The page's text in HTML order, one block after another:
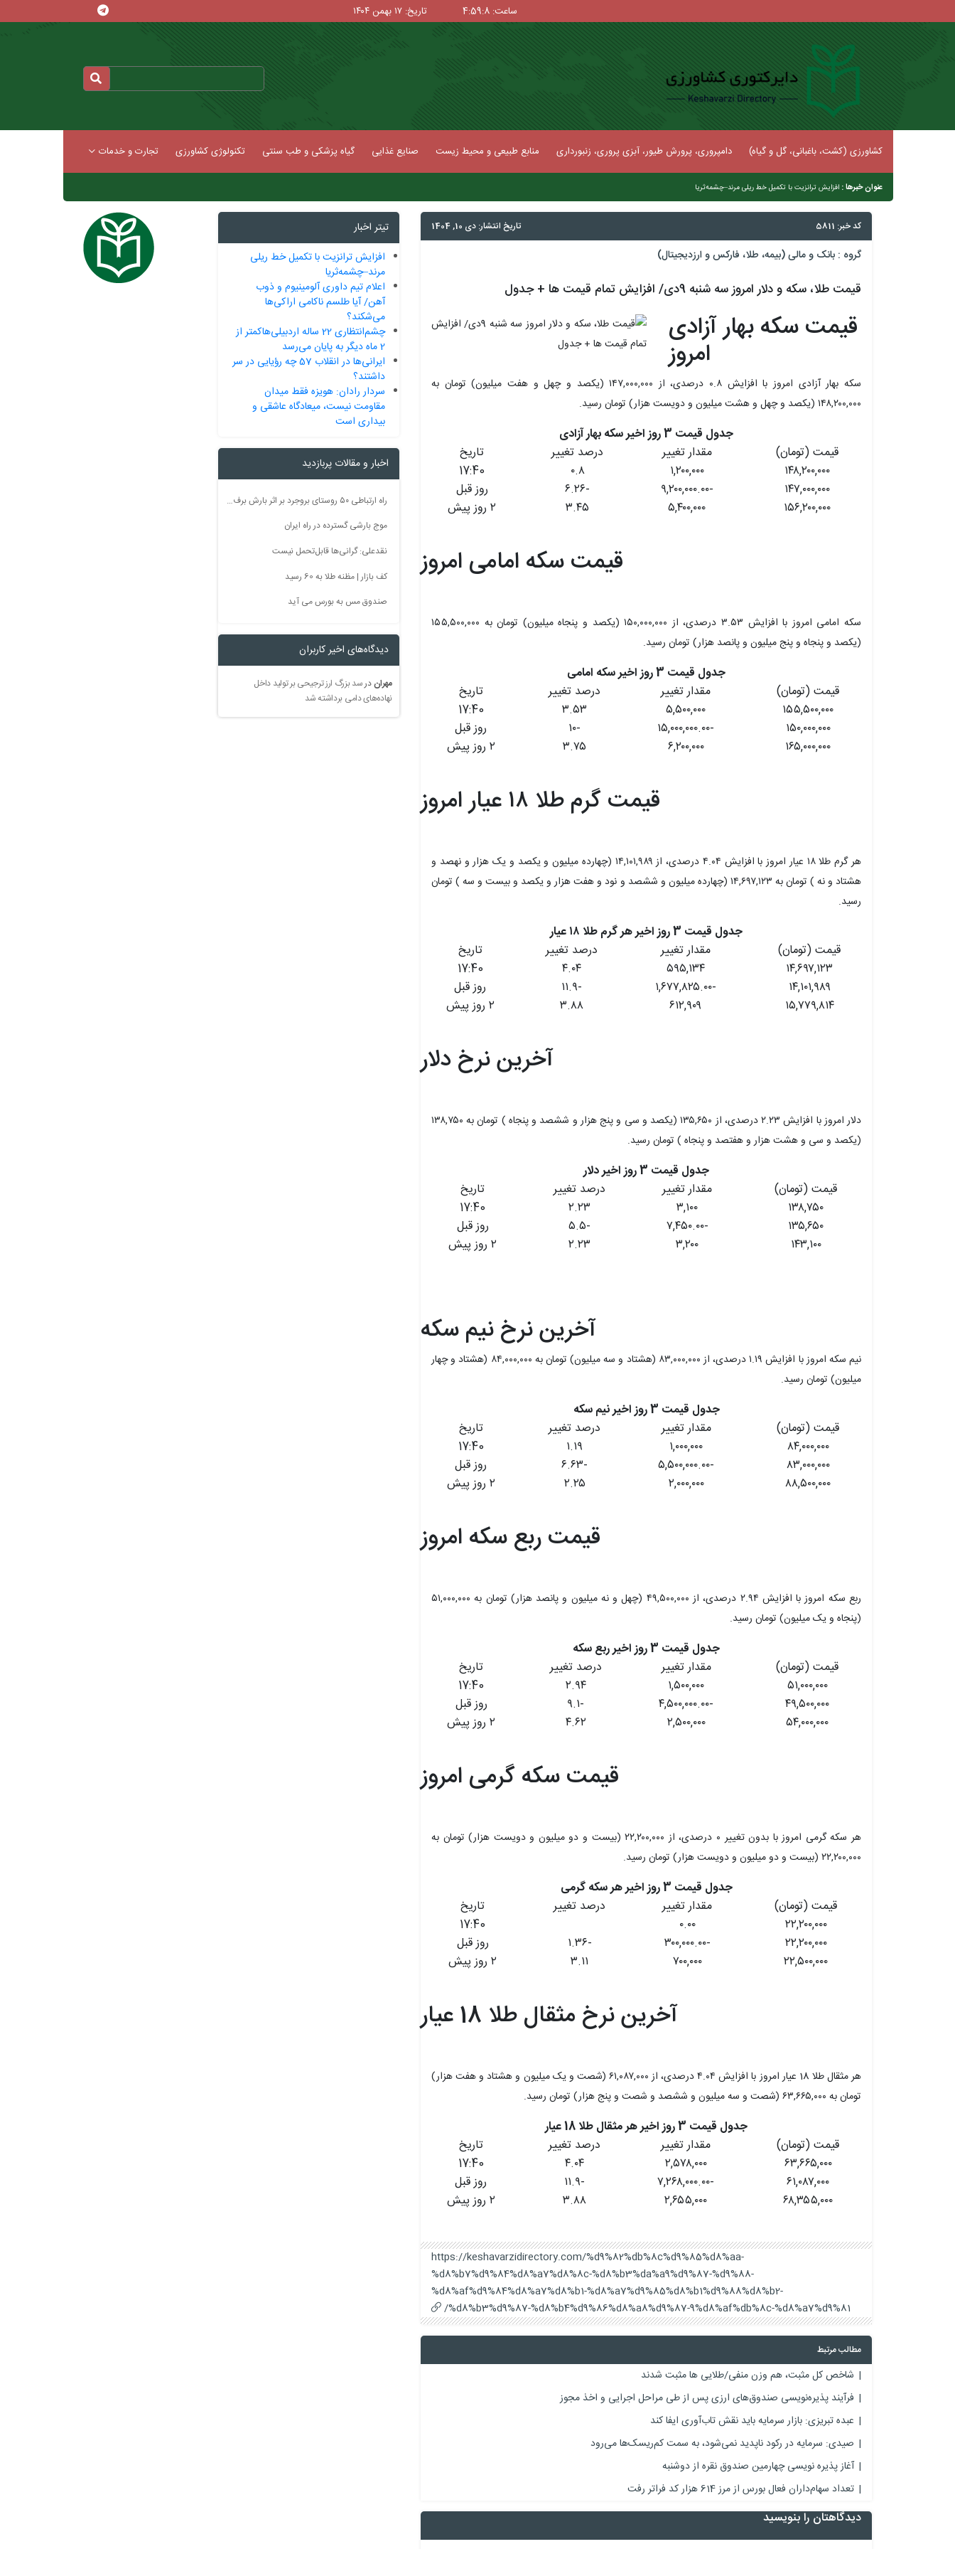
ساعت: 4:59:8 تاریخ: ۱۷ بهمن ۱۴۰۴
کشاورزی (کشت، باغبانی، گل و گیاه) دامپروری، پرورش طیور، آبزی پروری، زنبورداری منابع طبیعی و محیط زیست صنایع غذایی گیاه پزشکی و طب سنتی تکنولوژی کشاورزی تجارت و خدمات
عنوان خبرها : اعلام تیم|
کد خبر: 5811 تاریخ انتشار: دی 10, 1404
گروه : بانک و مالی (بیمه، طلا، فارکس و ارزدیجیتال)
قیمت طلا، سکه و دلار امروز سه شنبه 9دی/ افزایش تمام قیمت ها + جدول
قیمت سکه بهار آزادی
امروز
سکه بهار آزادی امروز با افزایش ۰.۸ درصدی، از ۱۴۷,۰۰۰,۰۰۰ (یکصد و چهل و هفت میلیون) تومان به
۱۴۸,۲۰۰,۰۰۰ (یکصد و چهل و هشت میلیون و دویست هزار) تومان رسید.
جدول قیمت 3 روز اخیر سکه بهار آزادی
قیمت (تومان)
مقدار تغییر درصد تغییر
تاریخ
۱۴۸,۲۰۰,۰۰۰
۱,۲۰۰,۰۰۰ ۰.۸
17:40
۱۴۷,۰۰۰,۰۰۰
-۹,۲۰۰,۰۰۰.۰۰ -۶.۲۶
روز قبل
۱۵۶,۲۰۰,۰۰۰
۵,۴۰۰,۰۰۰ ۳.۴۵ ۲ روز پیش
قیمت سکه امامی امروز
سکه امامی امروز با افزایش ۳.۵۳ درصدی، از ۱۵۰,۰۰۰,۰۰۰ (یکصد و پنجاه میلیون) تومان به ۱۵۵,۵۰۰,۰۰۰
(یکصد و پنجاه و پنج میلیون و پانصد هزار) تومان رسید.
جدول قیمت 3 روز اخیر سکه امامی
قیمت (تومان)
مقدار تغییر درصد تغییر
تاریخ
۱۵۵,۵۰۰,۰۰۰
۵,۵۰۰,۰۰۰ ۳.۵۳
17:40
۱۵۰,۰۰۰,۰۰۰
-۱۵,۰۰۰,۰۰۰.۰۰ -۱۰
روز قبل
۱۶۵,۰۰۰,۰۰۰
۶,۲۰۰,۰۰۰ ۳.۷۵ ۲ روز پیش
قیمت گرم طلا ۱۸ عیار امروز
هر گرم طلا ۱۸ عیار امروز با افزایش ۴.۰۴ درصدی، از ۱۴,۱۰۱,۹۸۹ (چهارده میلیون و یکصد و یک هزار و نهصد و
هشتاد و نه ) تومان به ۱۴,۶۹۷,۱۲۳ (چهارده میلیون و ششصد و نود و هفت هزار و یکصد و بیست و سه ) تومان
رسید.
جدول قیمت 3 روز اخیر هر گرم طلا ۱۸ عیار
قیمت (تومان)
مقدار تغییر درصد تغییر
تاریخ
۱۴,۶۹۷,۱۲۳
۵۹۵,۱۳۴ ۴.۰۴
17:40
۱۴,۱۰۱,۹۸۹
-۱,۶۷۷,۸۲۵.۰۰ -۱۱.۹
روز قبل
۱۵,۷۷۹,۸۱۴
۶۱۲,۹۰۹ ۳.۸۸ ۲ روز پیش
آخرین نرخ دلار
دلار امروز با افزایش ۲.۲۳ درصدی، از ۱۳۵,۶۵۰ (یکصد و سی و پنج هزار و ششصد و پنجاه ) تومان به ۱۳۸,۷۵۰
(یکصد و سی و هشت هزار و هفتصد و پنجاه ) تومان رسید.
جدول قیمت 3 روز اخیر دلار
قیمت (تومان)
مقدار تغییر درصد تغییر
تاریخ
۱۳۸,۷۵۰
۳,۱۰۰ ۲.۲۳
17:40
۱۳۵,۶۵۰
-۷,۴۵۰.۰۰ -۵.۵
روز قبل
۱۴۳,۱۰۰
۳,۲۰۰ ۲.۲۳ ۲ روز پیش
آخرین نرخ نیم سکه
نیم سکه امروز با افزایش ۱.۱۹ درصدی، از ۸۳,۰۰۰,۰۰۰ (هشتاد و سه میلیون) تومان به ۸۴,۰۰۰,۰۰۰ (هشتاد و چهار
میلیون) تومان رسید.
جدول قیمت 3 روز اخیر نیم سکه
قیمت (تومان)
مقدار تغییر درصد تغییر
تاریخ
۸۴,۰۰۰,۰۰۰
۱,۰۰۰,۰۰۰ ۱.۱۹
17:40
۸۳,۰۰۰,۰۰۰
-۵,۵۰۰,۰۰۰.۰۰ -۶.۶۳
روز قبل
۸۸,۵۰۰,۰۰۰
۲,۰۰۰,۰۰۰ ۲.۲۵ ۲ روز پیش
قیمت ربع سکه امروز
ربع سکه امروز با افزایش ۲.۹۴ درصدی، از ۴۹,۵۰۰,۰۰۰ (چهل و نه میلیون و پانصد هزار) تومان به ۵۱,۰۰۰,۰۰۰
(پنجاه و یک میلیون) تومان رسید.
جدول قیمت 3 روز اخیر ربع سکه
قیمت (تومان)
مقدار تغییر درصد تغییر
تاریخ
۵۱,۰۰۰,۰۰۰
۱,۵۰۰,۰۰۰ ۲.۹۴
17:40
۴۹,۵۰۰,۰۰۰
-۴,۵۰۰,۰۰۰.۰۰ -۹.۱
روز قبل
۵۴,۰۰۰,۰۰۰
۲,۵۰۰,۰۰۰ ۴.۶۲ ۲ روز پیش
قیمت سکه گرمی امروز
هر سکه گرمی امروز با بدون تغییر ۰ درصدی، از ۲۲,۲۰۰,۰۰۰ (بیست و دو میلیون و دویست هزار) تومان به
۲۲,۲۰۰,۰۰۰ (بیست و دو میلیون و دویست هزار) تومان رسید.
جدول قیمت 3 روز اخیر هر سکه گرمی
قیمت (تومان)
مقدار تغییر درصد تغییر
تاریخ
۲۲,۲۰۰,۰۰۰
۰.۰۰
17:40
۲۲,۲۰۰,۰۰۰
-۳۰۰,۰۰۰.۰۰ -۱.۳۶
روز قبل
۲۲,۵۰۰,۰۰۰
۷۰۰,۰۰۰ ۳.۱۱ ۲ روز پیش
آخرین نرخ مثقال طلا 18 عیار
هر مثقال طلا 18 عیار امروز با افزایش ۴.۰۴ درصدی، از ۶۱,۰۸۷,۰۰۰ (شصت و یک میلیون و هشتاد و هفت هزار)
تومان به ۶۳,۶۶۵,۰۰۰ (شصت و سه میلیون و ششصد و شصت و پنج هزار) تومان رسید.
جدول قیمت 3 روز اخیر هر مثقال طلا 18 عیار
قیمت (تومان)
مقدار تغییر درصد تغییر
تاریخ
۶۳,۶۶۵,۰۰۰
۲,۵۷۸,۰۰۰ ۴.۰۴
17:40
۶۱,۰۸۷,۰۰۰
-۷,۲۶۸,۰۰۰.۰۰ -۱۱.۹
روز قبل
۶۸,۳۵۵,۰۰۰
۲,۶۵۵,۰۰۰ ۳.۸۸ ۲ روز پیش
https://keshavarzidirectory.com/%d9%82%db%8c%d9%85%d8%aa-
%d8%b7%d9%84%d8%a7%d8%8c-%d8%b3%da%a9%d9%87-%d9%88-
%d8%af%d9%84%d8%a7%d8%b1-%d8%a7%d9%85%d8%b1%d9%88%d8%b2-
%d8%b3%d9%87-%d8%b4%d9%86%d8%a8%d9%87-9%d8%af%db%8c-%d8%a7%d9%81/
مطالب مرتبط
شاخص کل مثبت، هم وزن منفی/طلایی ها مثبت شدند
فرآیند پذیره‌نویسی صندوق‌های ارزی پس از طی مراحل اجرایی و اخذ مجوز
عبده تبریزی: بازار سرمایه باید نقش تاب‌آوری ایفا کند
صیدی: سرمایه در رکود ناپدید نمی‌شود، به سمت کم‌ریسک‌ها می‌رود
آغاز پذیره نویسی چهارمین صندوق نقره از دوشنبه
تعداد سهام‌داران فعال بورس از مرز 614 هزار کد فراتر رفت
دیدگاهتان را بنویسید
تیتر اخبار
افزایش ترانزیت با تکمیل خط ریلی
مرند–چشمه‌ثریا
اعلام تیم داوری آلومینیوم و ذوب
آهن/ آیا طلسم ناکامی اراکی‌ها
می‌شکند؟
چشم‌انتظاری 22 ساله اردبیلی‌هاکمتر از
2 ماه دیگر به پایان می‌رسد
ایرانی‌ها در انقلاب 57 چه رؤیایی در سر
داشتند؟
سردار رادان: هویزه فقط میدان
مقاومت نیست، میعادگاه عاشقی و
بیداری است
اخبار و مقالات پربازدید
راه ارتباطی ۵۰ روستای بروجرد بر اثر بارش برف مسدود شد
موج بارشی گسترده در راه ایران
نقدعلی: گرانی‌ها قابل‌تحمل نیست
کف بازار | مظنه طلا به 60 رسید
صندوق مس به بورس می آید
دیدگاه‌های اخیر کاربران
مهراندرسد بزرگ ارز ترجیحی بر تولید داخل
نهاده‌های دامی برداشته شد